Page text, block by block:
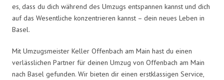
es, dass du dich während des Umzugs entspannen kannst und dich
auf das Wesentliche konzentrieren kannst – dein neues Leben in
Basel.
Mit Umzugsmeister Keller Offenbach am Main hast du einen
verlässlichen Partner für deinen Umzug von Offenbach am Main
nach Basel gefunden. Wir bieten dir einen erstklassigen Service,